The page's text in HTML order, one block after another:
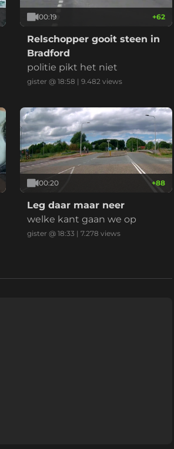
00:19 +62
Relschopper gooit steen in
Bradford
politie pikt het niet
gister @ 18:58 |9.482 views
00:20 +88
Leg daar maar neer
welke kant gaan we op
gister @ 18:33 |7.278 views